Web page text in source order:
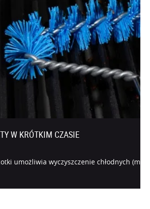
W KRÓTKIM CZASIE
umożliwia wyczyszczenie chłodnych